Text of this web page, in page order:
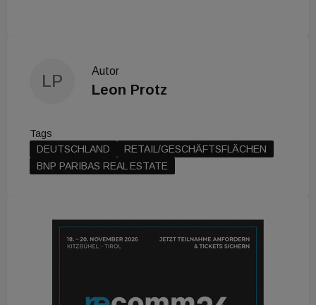
LP
Autor
Leon Protz
Tags
DEUTSCHLAND
RETAIL/GESCHÄFTSFLÄCHEN
BNP PARIBAS REAL ESTATE